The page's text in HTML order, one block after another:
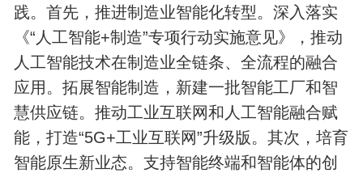
践。首先，推进制造业智能化转型。深入落实
《“人工智能+制造”专项行动实施意见》，推动
人工智能技术在制造业全链条、全流程的融合
应用。拓展智能制造，新建一批智能工厂和智
慧供应链。推动工业互联网和人工智能融合赋
能，打造“5G+工业互联网”升级版。其次，培育
智能原生新业态。支持智能终端和智能体的创